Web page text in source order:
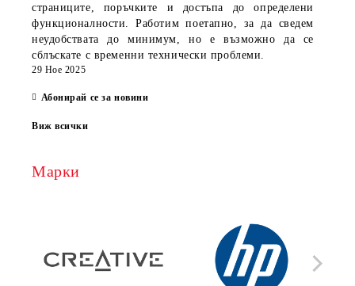
страниците, поръчките и достъпа до определени
функционалности. Работим поетапно, за да сведем
неудобствата до минимум, но е възможно да се
сблъскате с временни технически проблеми.
29 Ное 2025
Абонирай се за новини
Виж всички
Марки